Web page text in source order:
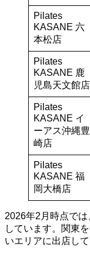
Pilates
KASANE 六
本松店
Pilates
KASANE 鹿
児島天文館店
Pilates
KASANE イ
ーアス沖縄豊
崎店
Pilates
KASANE 福
岡大橋店
2026年2月時点で
しています。関東
いエリアに出店して